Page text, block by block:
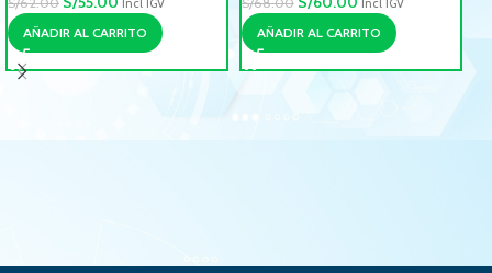
AÑADIR AL CARRITO AÑADIR AL CARRITO